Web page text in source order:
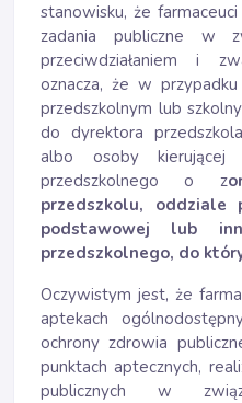
stanowisku, że
zadania publiczne w
przeciwdziałaniem i
oznacza, że w
przedszkolnym lub
do dyrektora
albo osoby kierującej
przedszkolnego o z
przedszkolu, oddziale
podstawowej lub
przedszkolnego, do
Oczywistym jest, że
aptekach
ochrony zdrowia
punktach aptecznych,
publicznych w